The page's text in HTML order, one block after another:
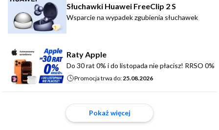
Słuchawki Huawei FreeClip 2 S
Wsparcie na wypadek zgubienia słuchawek
Raty Apple
Do 30 rat 0% i do listopada nie płacisz! RRSO 0%
Promocja trwa do: 25.08.2026
Pokaż więcej